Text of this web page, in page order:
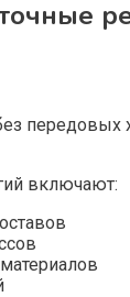
включают: